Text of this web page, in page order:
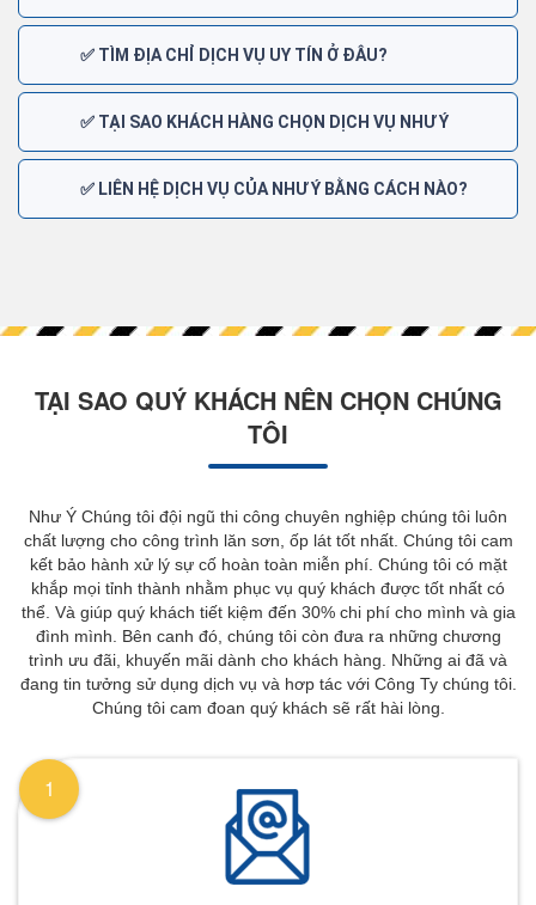
✅ TÌM ĐỊA CHỈ DỊCH VỤ UY TÍN Ở ĐÂU?
✅ TẠI SAO KHÁCH HÀNG CHỌN DỊCH VỤ NHƯ Ý
✅ LIÊN HỆ DỊCH VỤ CỦA NHƯ Ý BẰNG CÁCH NÀO?
TẠI SAO QUÝ KHÁCH NÊN CHỌN CHÚNG
TÔI
Như Ý Chúng tôi đội ngũ thi công chuyên nghiệp chúng tôi luôn
chất lượng cho công trình lăn sơn, ốp lát tốt nhất. Chúng tôi cam
kết bảo hành xử lý sự cố hoàn toàn miễn phí. Chúng tôi có mặt
khắp mọi tỉnh thành nhằm phục vụ quý khách được tốt nhất có
thể. Và giúp quý khách tiết kiệm đến 30% chi phí cho mình và gia
đình mình. Bên canh đó, chúng tôi còn đưa ra những chương
trình ưu đãi, khuyến mãi dành cho khách hàng. Những ai đã và
đang tin tưởng sử dụng dịch vụ và hơp tác với Công Ty chúng tôi.
Chúng tôi cam đoan quý khách sẽ rất hài lòng.
1